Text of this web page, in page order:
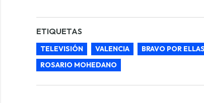
ETIQUETAS
TELEVISIÓN VALENCIA BRAVO POR ELLAS
ROSARIO MOHEDANO